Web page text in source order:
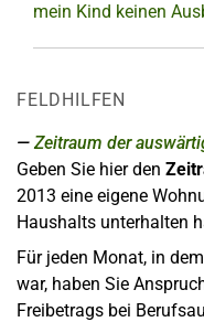
mein Kind keinen
FELDHILFEN
Zeitraum der
Geben Sie hier den
2013 eine eigene
Haushalts unterhalten
Für jeden Monat, in
war, haben Sie
Freibetrags bei